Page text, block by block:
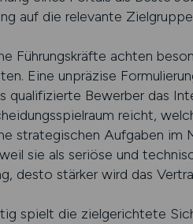
auf die relevante
Führungskräfte achten
Eine unpräzise
qualifizierte Bewerber das
reicht,
strategischen Aufgaben im
sie als seriöse und
desto stärker wird das
spielt die zielgerichtete